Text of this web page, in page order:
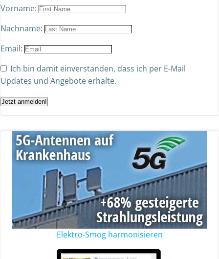
Vorname:
Nachname:
Email:
Ich bin damit einverstanden, dass ich per E-Mail
Updates und Angebote erhalte.
Jetzt anmelden!
Elektro-Smog harmonisieren